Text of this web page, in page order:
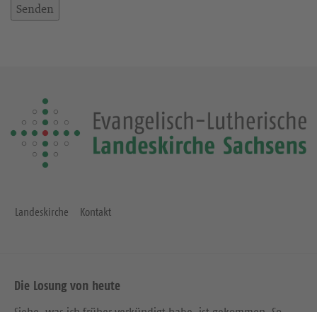
Landeskirche Kontakt
Die Losung von heute